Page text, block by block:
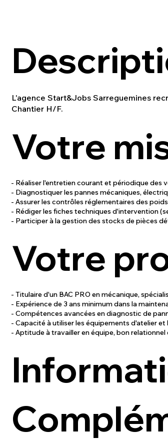
L'agence Start&Jobs Sarreguemines
Chantier H/F.
Votre
- Réaliser l'entretien courant et périodique des
- Diagnostiquer les pannes mécaniques,
- Assurer les contrôles réglementaires des
- Rédiger les fiches techniques d'intervention
- Participer à la gestion des stocks de pièces
Votre
- Titulaire d'un BAC PRO en mécanique,
- Expérience de 3 ans minimum dans la
- Compétences avancées en diagnostic de
- Capacité à utiliser les équipements d'atelier
- Aptitude à travailler en équipe, bon